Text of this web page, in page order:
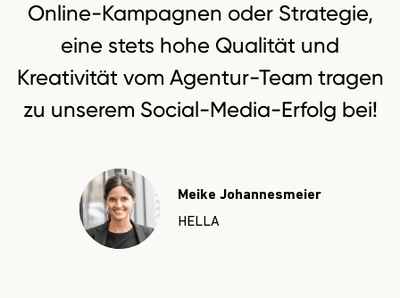
Online-Kampagnen oder Strategie,
eine stets hohe Qualität und
Kreativität vom Agentur-Team tragen
zu unserem Social-Media-Erfolg bei!
Meike Johannesmeier
HELLA